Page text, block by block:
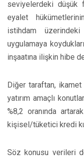
seviyelerdeki düşük
eyalet
istihdam
uygulamaya
inşaatına ilişkin hibe
Diğer taraftan, ikamet
yatırım amaçlı
%8,2 oranında
kişisel/tüketici kredi
Söz konusu verileri